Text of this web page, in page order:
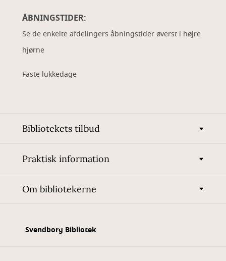
ÅBNINGSTIDER:
Se de enkelte afdelingers åbningstider øverst i højre
hjørne
Faste lukkedage
Bibliotekets tilbud
Praktisk information
Om bibliotekerne
Svendborg Bibliotek